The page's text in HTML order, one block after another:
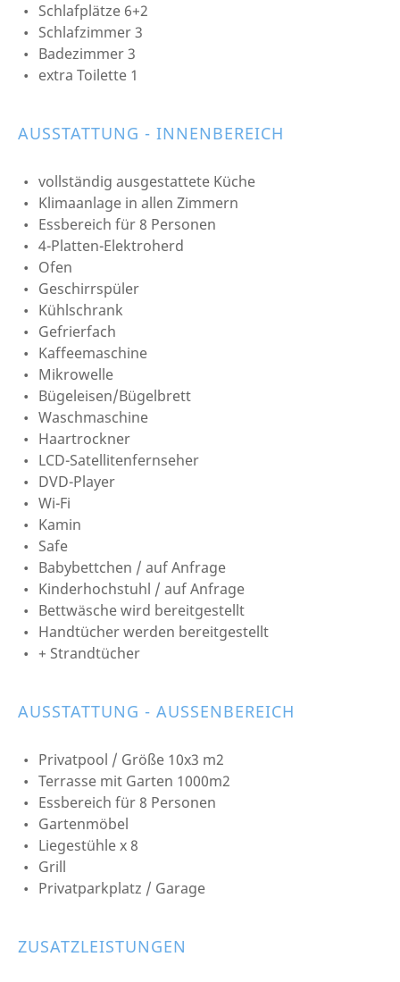
Schlafplätze 6+2
Schlafzimmer 3
Badezimmer 3
extra Toilette 1
AUSSTATTUNG - INNENBEREICH
vollständig ausgestattete Küche
Klimaanlage in allen Zimmern
Essbereich für 8 Personen
4-Platten-Elektroherd
Ofen
Geschirrspüler
Kühlschrank
Gefrierfach
Kaffeemaschine
Mikrowelle
Bügeleisen/Bügelbrett
Waschmaschine
Haartrockner
LCD-Satellitenfernseher
DVD-Player
Wi-Fi
Kamin
Safe
Babybettchen / auf Anfrage
Kinderhochstuhl / auf Anfrage
Bettwäsche wird bereitgestellt
Handtücher werden bereitgestellt
+ Strandtücher
AUSSTATTUNG - AUSSENBEREICH
Privatpool / Größe 10x3 m2
Terrasse mit Garten 1000m2
Essbereich für 8 Personen
Gartenmöbel
Liegestühle x 8
Grill
Privatparkplatz / Garage
ZUSATZLEISTUNGEN